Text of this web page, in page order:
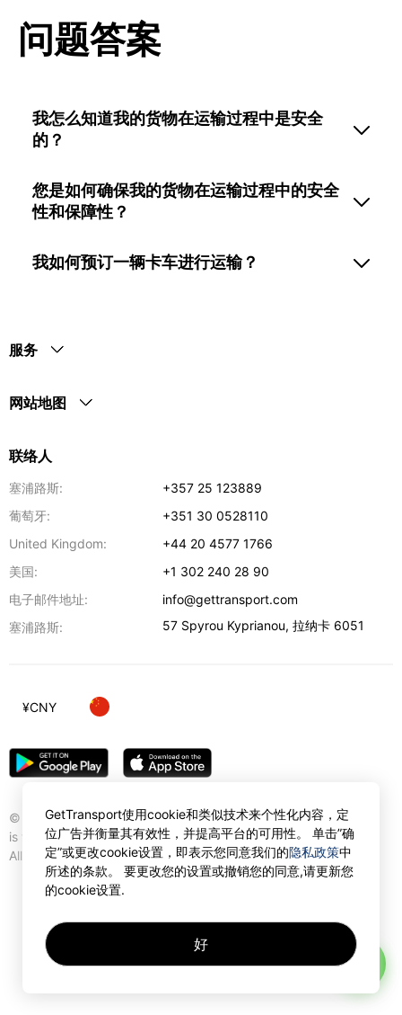
问题答案
我怎么知道我的货物在运输过程中是安全
的？
您是如何确保我的货物在运输过程中的安全
性和保障性？
我如何预订一辆卡车进行运输？
服务
网站地图
联络人
塞浦路斯:
+357 25 123889
葡萄牙:
+351 30 0528110
United Kingdom:
+44 20 4577 1766
美国:
+1 302 240 28 90
电子邮件地址:
info@gettransport.com
塞浦路斯:
57 Spyrou Kyprianou,拉纳卡 6051
© Gettransport International Limited. GetTransport®
is trademark of Gettransport International Limited.
All rights reserved.
¥CNY
GetTransport使用cookie和类似技术来个性化内容，定
位广告并衡量其有效性，并提高平台的可用性。 单击”确
定”或更改cookie设置，即表示您同意我们的隐私政策中
所述的条款。 要更改您的设置或撤销您的同意,请更新您
的cookie设置.
好
AI